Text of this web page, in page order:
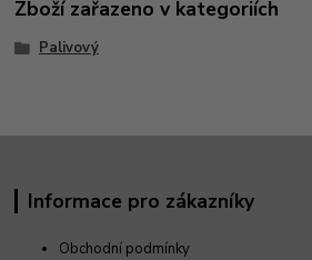
Zboží zařazeno v kategoriích
Palivový
Informace pro zákazníky
Obchodní podmínky